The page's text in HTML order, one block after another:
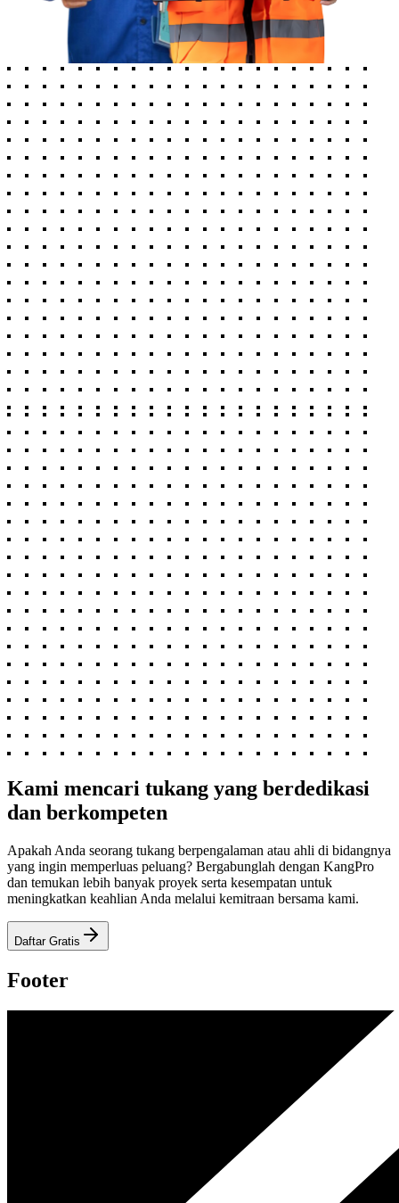
Kami mencari tukang yang berdedikasi
dan berkompeten
Apakah Anda seorang tukang berpengalaman atau ahli di bidangnya
yang ingin memperluas peluang? Bergabunglah dengan KangPro
dan temukan lebih banyak proyek serta kesempatan untuk
meningkatkan keahlian Anda melalui kemitraan bersama kami.
Daftar Gratis
Footer